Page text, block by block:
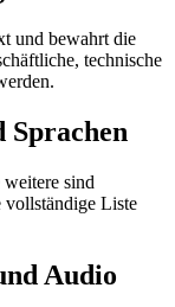
und bewahrt die
technische
Sprachen
sind
Liste
Audio